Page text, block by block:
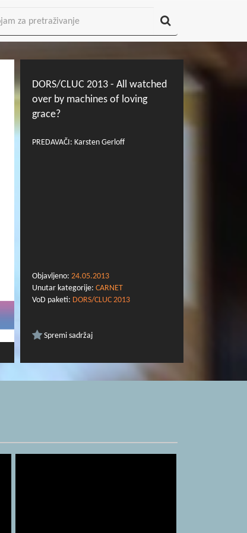
DORS/CLUC 2013 - All watched
over by machines of loving
grace?
PREDAVAČI: Karsten Gerloff
Objavljeno: 24.05.2013
Unutar kategorije: CARNET
VoD paketi: DORS/CLUC 2013
Spremi sadržaj